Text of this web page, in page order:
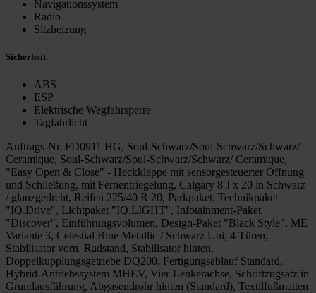
Navigationssystem
Radio
Sitzheizung
Sicherheit
ABS
ESP
Elektrische Wegfahrsperre
Tagfahrlicht
Auftrags-Nr. FD0911 HG, Soul-Schwarz/Soul-Schwarz/Schwarz/
Ceramique, Soul-Schwarz/Soul-Schwarz/Schwarz/ Ceramique,
"Easy Open & Close" - Heckklappe mit sensorgesteuerter Öffnung
und Schließung, mit Fernentriegelung, Calgary 8 J x 20 in Schwarz
/ glanzgedreht, Reifen 225/40 R 20, Parkpaket, Technikpaket
"IQ.Drive", Lichtpaket "IQ.LIGHT", Infotainment-Paket
"Discover", Einführungsvolumen, Design-Paket "Black Style", ME
Variante 3, Celestial Blue Metallic / Schwarz Uni, 4 Türen,
Stabilisator vorn, Radstand, Stabilisator hinten,
Doppelkupplungsgetriebe DQ200, Fertigungsablauf Standard,
Hybrid-Antriebssystem MHEV, Vier-Lenkerachse, Schriftzugsatz in
Grundausführung, Abgasendrohr hinten (Standard), Textilfußmatten